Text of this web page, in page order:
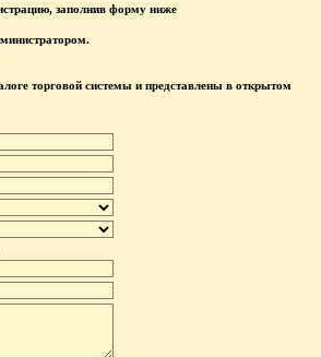
заполнив форму ниже
торговой системы и представлены в открытом